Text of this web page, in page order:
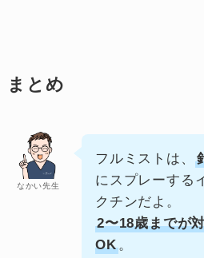
まとめ
なかい先生
フルミストは、
にスプレーする
クチンだよ。
2〜18歳までが
OK。